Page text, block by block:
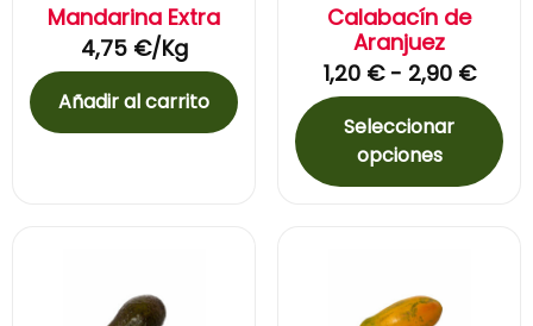
Mandarina Extra
4,75 €/Kg
Añadir al carrito
Calabacín de
Aranjuez
1,20 € - 2,90 €
Seleccionar
opciones